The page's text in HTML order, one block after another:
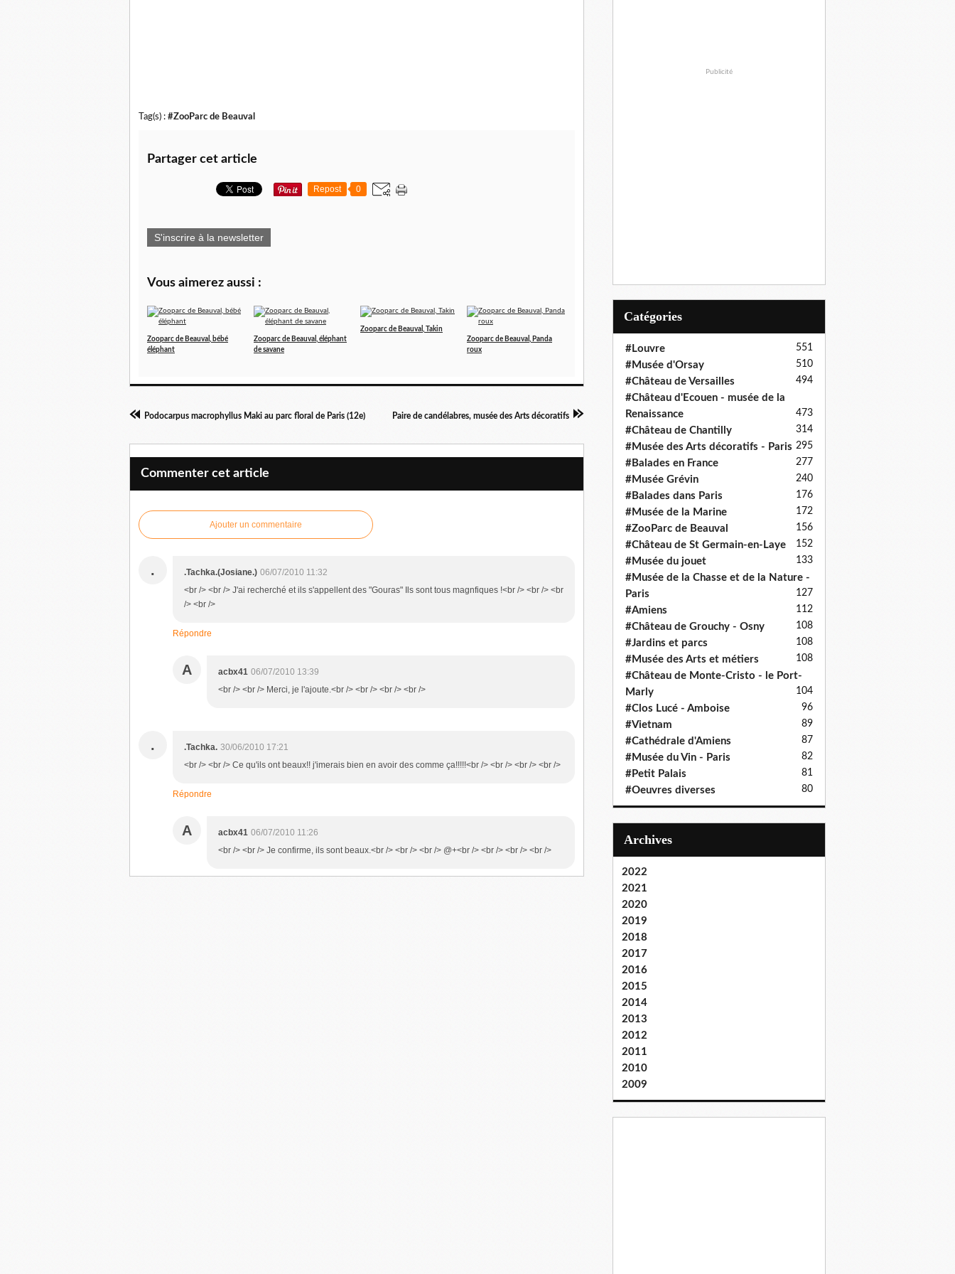
Tag(s) : #ZooParc de Beauval
Partager cet article
Repost 0
S'inscrire à la newsletter
Vous aimerez aussi :
Zooparc de Beauval, bébé
éléphant
Zooparc de Beauval, éléphant
de savane
Zooparc de Beauval, Takin
Zooparc de Beauval, Panda
roux
Podocarpus macrophyllus Maki au parc floral de Paris (12e) Paire de candélabres, musée des Arts décoratifs
Commenter cet article
Ajouter un commentaire
. .Tachka.(Josiane.) 06/07/2010 11:32
<br /> <br /> J'ai recherché et ils s'appellent des "Gouras" Ils sont tous magnfiques !<br /> <br /> <br
/> <br />
Répondre
A acbx41 06/07/2010 13:39
<br /> <br /> Merci, je l'ajoute.<br /> <br /> <br /> <br />
. .Tachka. 30/06/2010 17:21
<br /> <br /> Ce qu'ils ont beaux!! j'imerais bien en avoir des comme ça!!!!!<br /> <br /> <br /> <br />
Répondre
A acbx41 06/07/2010 11:26
<br /> <br /> Je confirme, ils sont beaux.<br /> <br /> <br /> @+<br /> <br /> <br /> <br />
Publicité
Catégories
#Louvre 551
#Musée d'Orsay 510
#Château de Versailles 494
#Château d'Ecouen - musée de la
Renaissance
473
#Château de Chantilly 314
#Musée des Arts décoratifs - Paris 295
#Balades en France 277
#Musée Grévin 240
#Balades dans Paris 176
#Musée de la Marine 172
#ZooParc de Beauval 156
#Château de St Germain-en-Laye 152
#Musée du jouet 133
#Musée de la Chasse et de la Nature -
Paris
127
#Amiens 112
#Château de Grouchy - Osny 108
#Jardins et parcs 108
#Musée des Arts et métiers 108
#Château de Monte-Cristo - le Port-
Marly
104
#Clos Lucé - Amboise 96
#Vietnam 89
#Cathédrale d'Amiens 87
#Musée du Vin - Paris 82
#Petit Palais 81
#Oeuvres diverses 80
Archives
2022
2021
2020
2019
2018
2017
2016
2015
2014
2013
2012
2011
2010
2009